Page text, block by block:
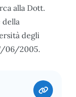
alla Dott.
della
degli
06/2005.